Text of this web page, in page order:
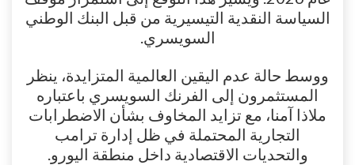
السياسة النقدية التيسيرية من قبل البنك الوطني
السويسري.
ووسط حالة عدم اليقين العالمية المتزايدة، ينظر
المستثمرون إلى الفرنك السويسري باعتباره
ملاذا آمنا، مع تزايد المخاوف بشأن الاضطرابات
التجارية المحتملة في ظل إدارة ترامب
والتحديات الاقتصادية داخل منطقة اليورو.